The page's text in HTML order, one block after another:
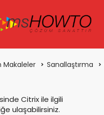
Makaleler Sanallaştırma
Citrix ile ilgili
ulaşabilirsiniz.